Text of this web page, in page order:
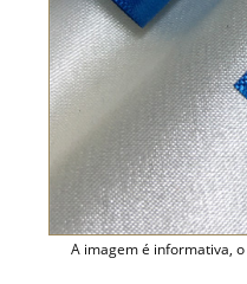
A imagem é informativa,